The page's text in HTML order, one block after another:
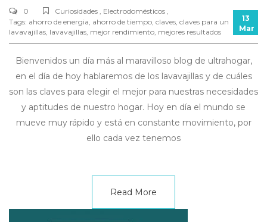
0
Curiosidades , Electrodomésticos ,
Tags: ahorro de energia, ahorro de tiempo, claves, claves para un
lavavajillas, lavavajillas, mejor rendimiento, mejores resultados
13
Mar
Bienvenidos un día más al maravilloso blog de ultrahogar,
en el día de hoy hablaremos de los lavavajillas y de cuáles
son las claves para elegir el mejor para nuestras necesidades
y aptitudes de nuestro hogar. Hoy en día el mundo se
mueve muy rápido y está en constante movimiento, por
ello cada vez tenemos
Read More